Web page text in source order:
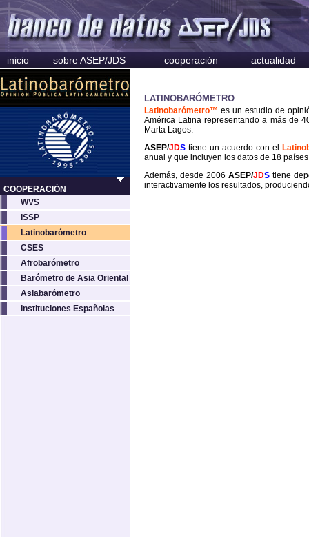
inicio sobre ASEP/JDS cooperación actualidad
COOPERACIÓN
WVS
ISSP
Latinobarómetro
CSES
Afrobarómetro
Barómetro de Asia Oriental
Asiabarómetro
Instituciones Españolas
LATINOBARÓMETRO
Latinobarómetro™ es un estudio de
América Latina representando a más de
Marta Lagos.
ASEP/JDS tiene un acuerdo con el
anual y que incluyen los datos de 18
Además, desde 2006ASEP/JDS tiene
interactivamente los resultados,